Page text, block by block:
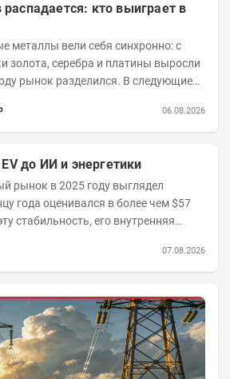
кто выиграет в
металлы вели себя синхронно: с
золота, серебра и платины выросли
рынок разделился. В следующие
06.08.2026
до ИИ и энергетики
рынок в 2025 году выглядел
года оценивался в более чем $57
стабильность, его внутренняя
07.08.2026